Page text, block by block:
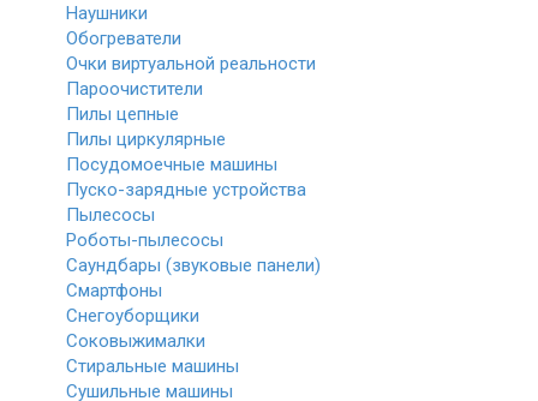
Наушники
Обогреватели
Очки виртуальной реальности
Пароочистители
Пилы цепные
Пилы циркулярные
Посудомоечные машины
Пуско-зарядные устройства
Пылесосы
Роботы-пылесосы
Саундбары (звуковые панели)
Смартфоны
Снегоуборщики
Соковыжималки
Стиральные машины
Сушильные машины